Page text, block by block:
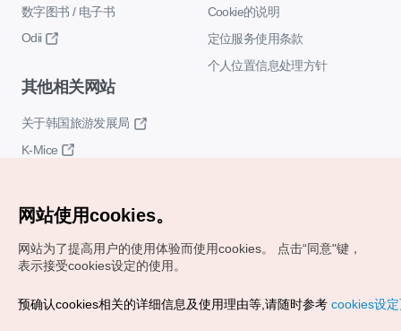
数字图书 / 电子书
Odii
Cookie的说明
定位服务使用条款
个人位置信息处理方针
其他相关网站
关于韩国旅游发展局
K-Mice
Copyrights (c) 韩国旅游发展局版权所有
网站使用cookies。
网站为了提高用户的使用体验而使用cookies。
点击“同意"键，
表示接受cookies设定的使用。
预确认cookies相关的详细信息及使用理由等,请随时参考 cookies设